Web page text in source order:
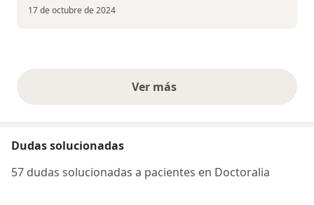
17 de octubre de 2024
Ver másopiniones anteriores
Dudas solucionadas
57 dudas solucionadas a pacientes en Doctoralia